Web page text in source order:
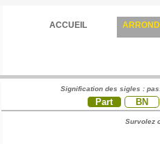
ACCUEIL
Signification des sigles :
Part BN
Survolez